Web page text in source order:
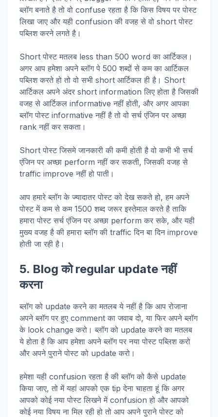
ब्लॉग बनाते है तो वो confuse रहता है कि किस विषय पर पोस्ट
लिखा जाए और यही confusion की वजह से वो short पोस्ट
पब्लिश करने लगते है।
Short पोस्ट मतलब less than 500 word का आर्टिकल।
अगर आप हमेशा अपने ब्लॉग पे 500 शब्दों से कम का आर्टिकल
पब्लिश करते हो तो वो सभी short आर्टिकल ही है। Short
आर्टिकल अपने अंदर short information लिए होता है जिसकी
वजह से आर्टिकल informative नहीं होती, और अगर आपका
ब्लॉग पोस्ट informative नहीं है तो वो सर्च एंजिन पर अच्छा
rank नहीं कर सकता।
Short पोस्ट जिसमे जानकारी की कमी होती है वो कभी भी सर्च
एंजिन पर अच्छा perform नहीं कर सकती, जिसकी वजह से
traffic improve नहीं हो पाती।
आप हमारे ब्लॉग के ज्यादातर पोस्ट को देख सकते हो, हम अपने
पोस्ट में कम से कम 1500 शब्द जरूर इस्तेमाल करते है ताकि
हमारा पोस्ट सर्च एंजिन पर अच्छा perform कर सके, और यही
मुख्य वजह है की हमारा ब्लॉग की traffic दिन बा दिन improve
होती जा रही है।
5. Blog को regular update नहीं
करना
ब्लॉग को update करने का मतलब ये नहीं है कि आप रोजाना
अपने ब्लॉग पर हुए comment का जवाब दो, या फिर अपने ब्लॉग
के look change करो। ब्लॉग को update करने का मतलब
ये होता है कि आप हमेशा अपने ब्लॉग पर नया पोस्ट पब्लिश करो
और अपने पुराने पोस्ट को update करो।
हमेशा यही confusion रहता है की ब्लॉग को कैसे update
किया जाए, तो में यहां आपको एक tip देना चाहता हूं कि अगर
आपको कोई नया पोस्ट लिखने में confusion हो और आपको
कोई नया विषय ना मिल रही हो तो आप अपने पुराने पोस्ट को